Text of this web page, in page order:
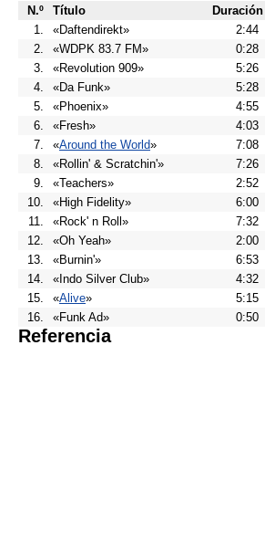
N.º Título
Duración
1.
«Daftendirekt»
2:44
2.
«WDPK 83.7 FM»
0:28
3.
«Revolution 909»
5:26
4.
«Da Funk»
5:28
5.
«Phoenix»
4:55
6.
«Fresh»
4:03
7.
«Around the World»
7:08
8.
«Rollin' & Scratchin'»
7:26
9.
«Teachers»
2:52
10.
«High Fidelity»
6:00
11.
«Rock' n Roll»
7:32
12.
«Oh Yeah»
2:00
13.
«Burnin'»
6:53
14.
«Indo Silver Club»
4:32
15.
«Alive»
5:15
16.
«Funk Ad» 0:50
Referencia